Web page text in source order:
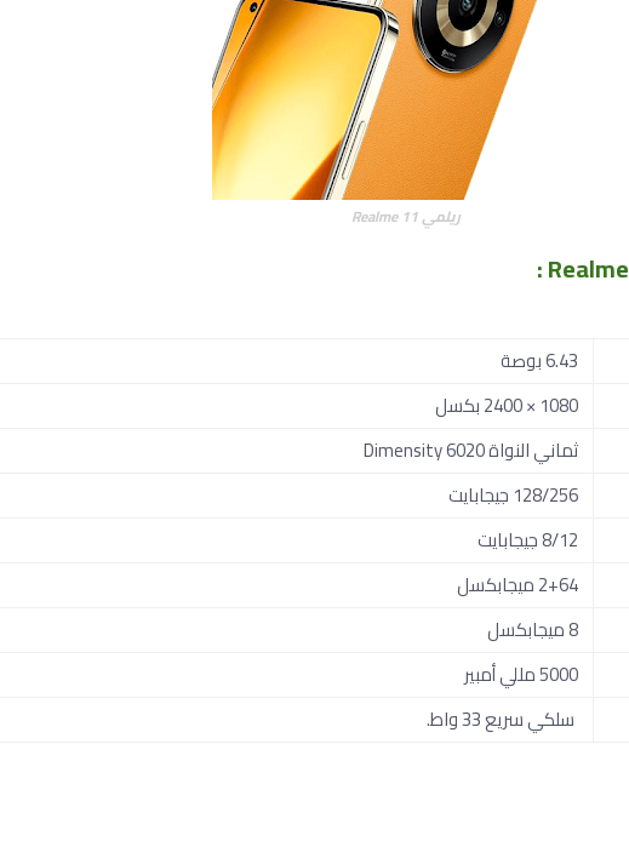
ريلمي Realme 11
:
6.43 بوصة
1080 × 2400 بكسل
ثماني النواة Dimensity 6020
128/256 جيجابايت
8/12 جيجابايت
2+64 ميجابكسل
8 ميجابكسل
5000 مللي أمبير
سلكي سريع 33 واط.